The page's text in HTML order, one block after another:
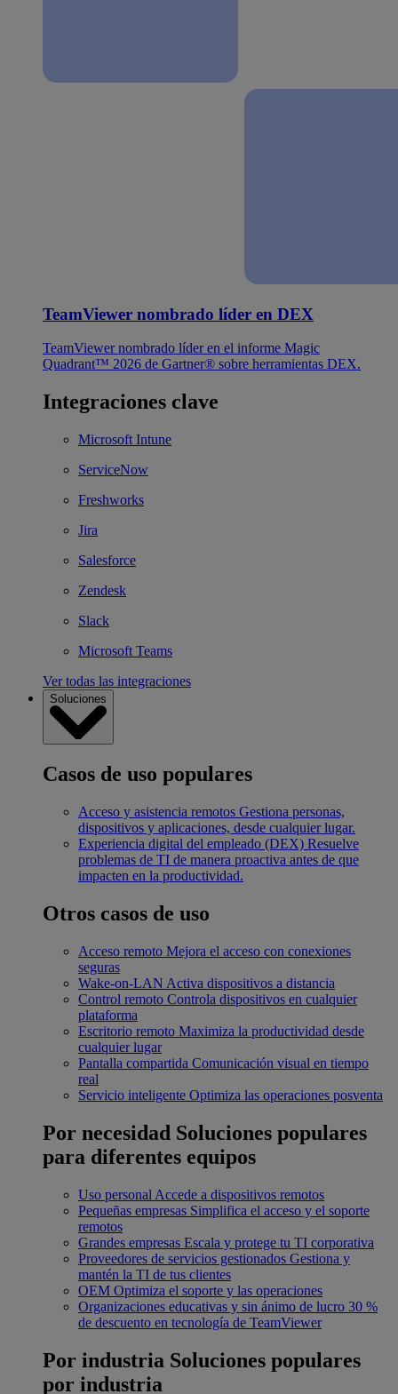
TeamViewer nombrado líder en DEX
TeamViewer nombrado líder en el informe Magic
Quadrant™ 2026 de Gartner® sobre herramientas DEX.
Integraciones clave
Microsoft Intune
ServiceNow
Freshworks
Jira
Salesforce
Zendesk
Slack
Microsoft Teams
Ver todas las integraciones
Soluciones
Casos de uso populares
Acceso y asistencia remotos Gestiona personas,
dispositivos y aplicaciones, desde cualquier lugar.
Experiencia digital del empleado (DEX) Resuelve
problemas de TI de manera proactiva antes de que
impacten en la productividad.
Otros casos de uso
Acceso remoto Mejora el acceso con conexiones
seguras
Wake-on-LAN Activa dispositivos a distancia
Control remoto Controla dispositivos en cualquier
plataforma
Escritorio remoto Maximiza la productividad desde
cualquier lugar
Pantalla compartida Comunicación visual en tiempo
real
Servicio inteligente Optimiza las operaciones posventa
Por necesidad Soluciones populares
para diferentes equipos
Uso personal Accede a dispositivos remotos
Pequeñas empresas Simplifica el acceso y el soporte
remotos
Grandes empresas Escala y protege tu TI corporativa
Proveedores de servicios gestionados Gestiona y
mantén la TI de tus clientes
OEM Optimiza el soporte y las operaciones
Organizaciones educativas y sin ánimo de lucro 30 %
de descuento en tecnología de TeamViewer
Por industria Soluciones populares
por industria